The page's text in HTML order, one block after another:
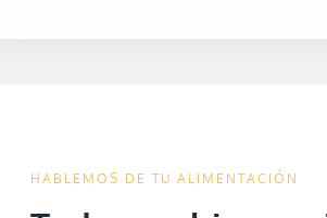
HABLEMOS DE TU ALIMENTACIÓN